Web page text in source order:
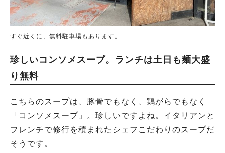
すぐ近くに、無料駐車場もあります。
珍しいコンソメスープ。ランチは土日も麺大盛
り無料
こちらのスープは、豚骨でもなく、鶏がらでもなく
「コンソメスープ」。珍しいですよね。イタリアンと
フレンチで修行を積まれたシェフこだわりのスープだ
そうです。